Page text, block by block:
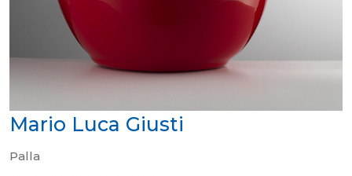
Mario Luca Giusti
Palla